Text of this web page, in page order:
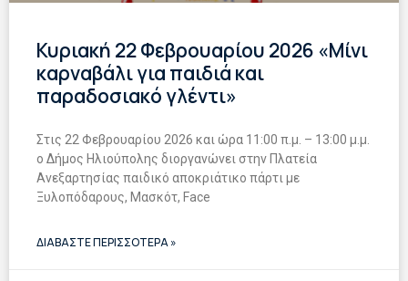
Κυριακή 22 Φεβρουαρίου 2026 «Μίνι
καρναβάλι για παιδιά και
παραδοσιακό γλέντι»
Στις 22 Φεβρουαρίου 2026 και ώρα 11:00 π.μ. – 13:00 μ.μ.
ο ∆ήµος Ηλιούπολης διοργανώνει στην Πλατεία
Ανεξαρτησίας παιδικό αποκριάτικο πάρτι µε
Ξυλοπόδαρους, Μασκότ, Face
ΔΙΑΒΑΣΤΕ ΠΕΡΙΣΣΟΤΕΡΑ »